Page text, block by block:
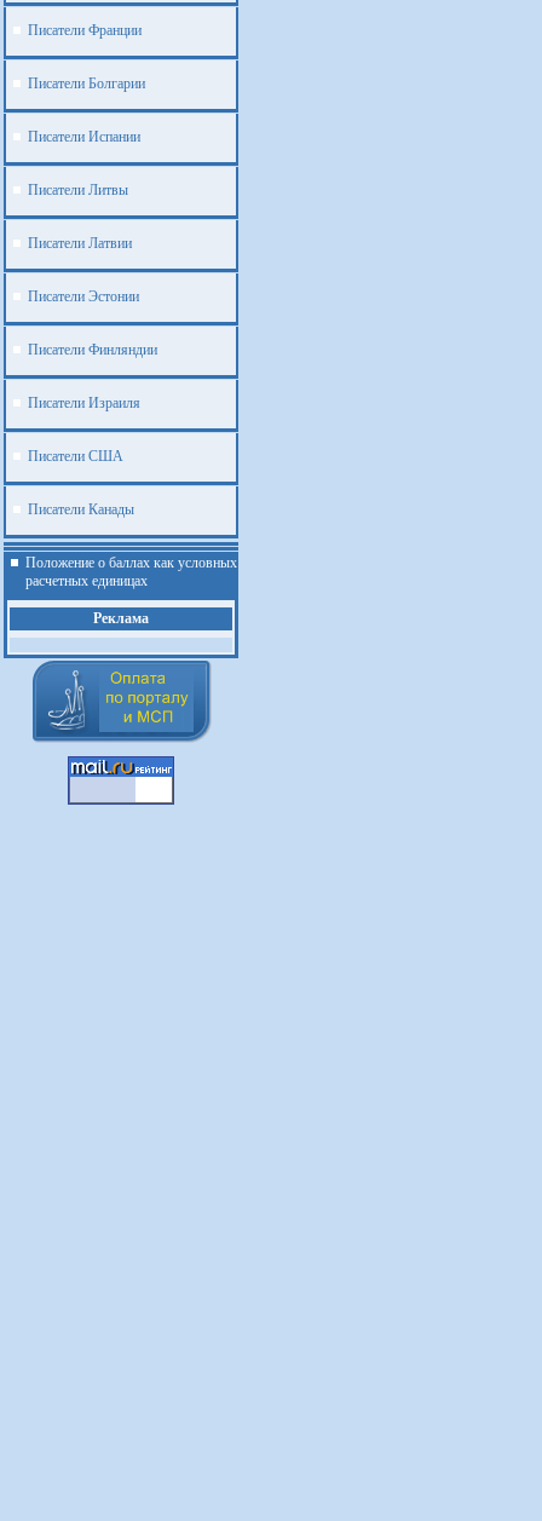
Писатели Франции
Писатели Болгарии
Писатели Испании
Писатели Литвы
Писатели Латвии
Писатели Эстонии
Писатели Финляндии
Писатели Израиля
Писатели США
Писатели Канады
Положение о баллах как условных
расчетных единицах
Реклама